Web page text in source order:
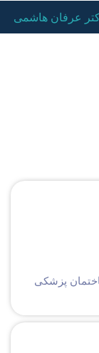
پزشکی